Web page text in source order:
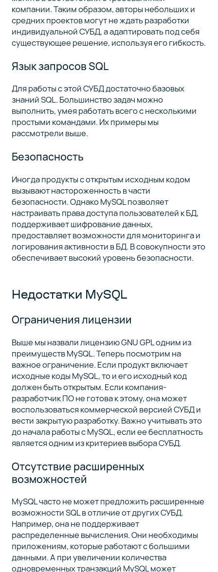
компании. Таким образом, авторы небольших и
средних проектов могут не ждать разработки
индивидуальной СУБД, а адаптировать под себя
существующее решение, используя его гибкость.
Язык запросов SQL
Для работы с этой СУБД достаточно базовых
знаний SQL. Большинство задач можно
выполнить, умея работать всего с несколькими
простыми командами. Их примеры мы
рассмотрели выше.
Безопасность
Иногда продукты с открытым исходным кодом
вызывают настороженность в части
безопасности. Однако MySQL позволяет
настраивать права доступа пользователей к БД,
поддерживает шифрование данных,
предоставляет возможности для мониторинга и
логирования активности в БД. В совокупности это
обеспечивает высокий уровень безопасности.
Недостатки MySQL
Ограничения лицензии
Выше мы назвали лицензию GNU GPL одним из
преимуществ MySQL. Теперь посмотрим на
важное ограничение. Если продукт включает
исходные коды MySQL, то и его исходный код
должен быть открытым. Если компания-
разработчик ПО не готова к этому, она может
воспользоваться коммерческой версией СУБД и
вести закрытую разработку. Важно учитывать это
до начала работы с MySQL, если ее бесплатность
является одним из критериев выбора СУБД.
Отсутствие расширенных
возможностей
MySQL часто не может предложить расширенные
возможности SQL в отличие от других СУБД.
Например, она не поддерживает
распределенные вычисления. Они необходимы
приложениям, которые работают с большими
данными. А при увеличении количества
одновременных транзакций MySQL может